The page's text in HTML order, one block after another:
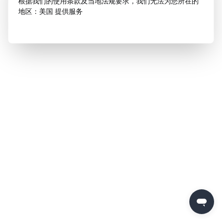
地区：美国 提供服务